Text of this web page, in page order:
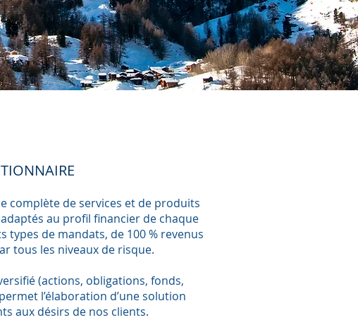
complète de services et de produits
au profil financier de chaque
de mandats, de 100 % revenus
tous les niveaux de risque.
(actions, obligations, fonds,
l’élaboration d’une solution
aux désirs de nos clients.